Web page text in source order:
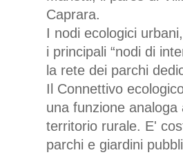
Caprara.
I nodi ecologici
i principali “nodi di
la rete dei parchi
Il Connettivo
una funzione
territorio rurale. E'
parchi e giardini